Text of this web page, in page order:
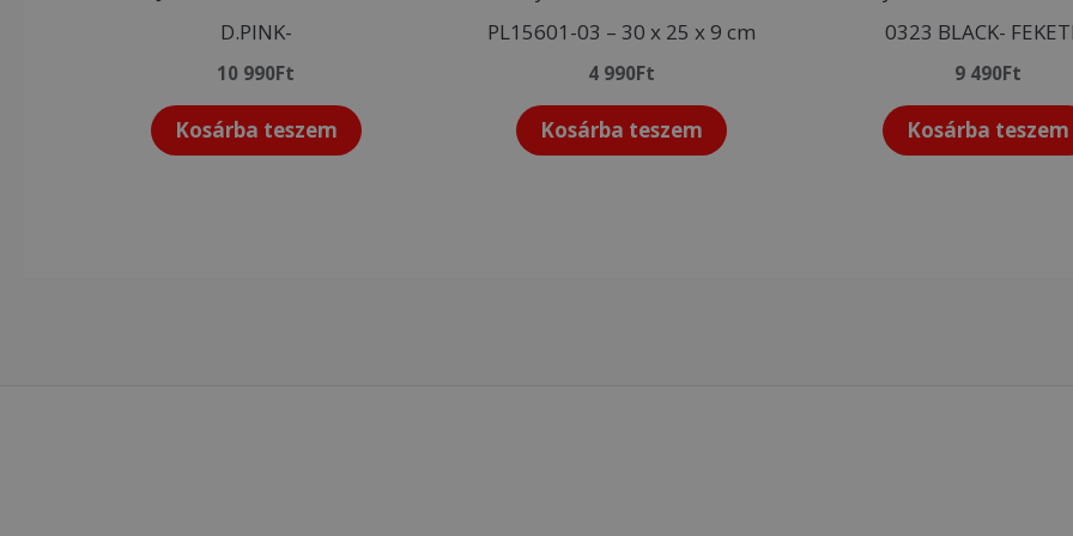
D.PINK-
10 990Ft
Kosárba teszem
PL15601-03 – 30 x 25 x 9 cm
4 990Ft
Kosárba teszem
0323 BLACK-
9 490Ft
Kosárba teszem